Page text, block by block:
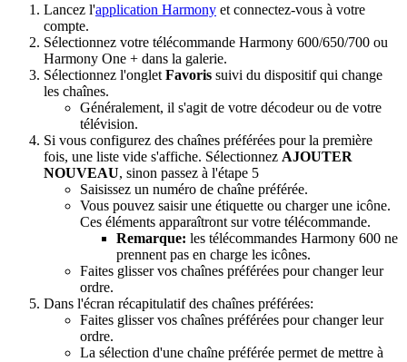
Lancez l'application Harmony et connectez-vous à votre
compte.
Sélectionnez votre télécommande Harmony 600/650/700 ou
Harmony One + dans la galerie.
Sélectionnez l'onglet Favoris suivi du dispositif qui change
les chaînes.
Généralement, il s'agit de votre décodeur ou de votre
télévision.
Si vous configurez des chaînes préférées pour la première
fois, une liste vide s'affiche. Sélectionnez AJOUTER
NOUVEAU, sinon passez à l'étape 5
Saisissez un numéro de chaîne préférée.
Vous pouvez saisir une étiquette ou charger une icône.
Ces éléments apparaîtront sur votre télécommande.
Remarque: les télécommandes Harmony 600 ne
prennent pas en charge les icônes.
Faites glisser vos chaînes préférées pour changer leur
ordre.
Dans l'écran récapitulatif des chaînes préférées:
Faites glisser vos chaînes préférées pour changer leur
ordre.
La sélection d'une chaîne préférée permet de mettre à